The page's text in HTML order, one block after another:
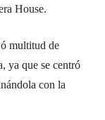
House.
multitud de
ya que se centró
con la